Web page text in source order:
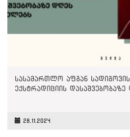
სასამართლო აფგან სადიგოვის
ექსტრადიციის დასაშვებობაზე
28.11.2024